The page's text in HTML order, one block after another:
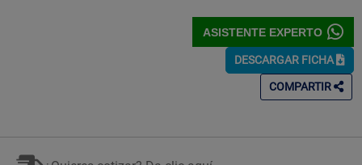
ASISTENTE EXPERTO
DESCARGAR FICHA
COMPARTIR